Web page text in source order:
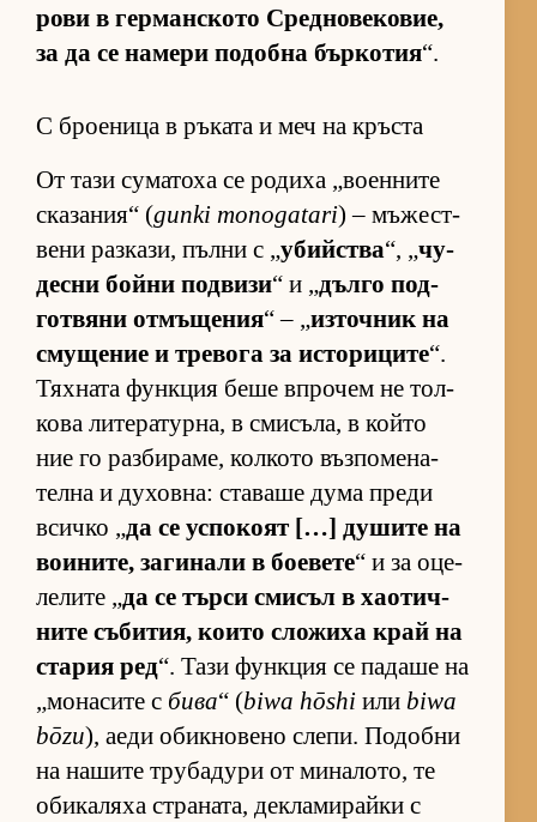
рови в гер­ман­с­кото Сред­но­ве­ко­вие,
за да се на­мери по­добна бър­ко­тия“.
С броеница в ръката и меч на кръста
От тази су­ма­тоха се ро­диха „во­ен­ните
ска­за­ния“ (gunki monogatari) – мъ­жес­т­
вени раз­ка­зи, пълни с „убийства“, „чу­
десни бойни под­визи“ и „дълго под­
гот­вяни от­мъ­ще­ния“ – „из­точ­ник на
сму­ще­ние и тре­вога за ис­то­ри­ците“.
Тях­ната фун­к­ция беше впро­чем не тол­
кова ли­те­ра­тур­на, в сми­съ­ла, в който
ние го раз­би­ра­ме, кол­кото въз­по­ме­на­
телна и ду­хов­на: ста­ваше дума преди
всичко „да се ус­по­коят […] ду­шите на
во­и­ни­те, за­ги­нали в бо­е­вете“ и за оце­
ле­лите „да се търси сми­съл в ха­о­тич­
ните съ­би­тия, ко­ито сло­жиха край на
ста­рия ред“. Тази фун­к­ция се па­даше на
„мо­на­сите с бива“ (biwa hōshi или biwa
bōzu), аеди обик­но­вено сле­пи. По­добни
на на­шите тру­ба­дури от ми­на­ло­то, те
оби­ка­ляха стра­на­та, дек­ла­ми­райки с